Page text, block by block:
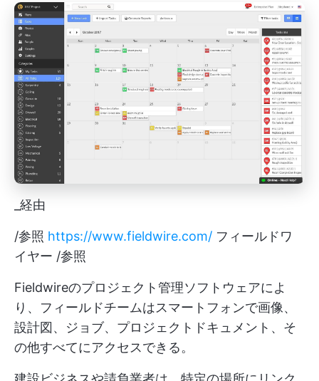
_経由
/参照 https://www.fieldwire.com/ フィールドワ
イヤー /参照
Fieldwireのプロジェクト管理ソフトウェアによ
り、フィールドチームはスマートフォンで画像、
設計図、ジョブ、プロジェクトドキュメント、そ
の他すべてにアクセスできる。